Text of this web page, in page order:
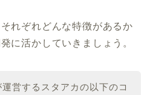
れぞれどんな特徴があるか
に活かしていきましょう。
営するスタアカの以下のコ